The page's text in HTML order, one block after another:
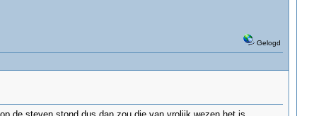
Gelogd